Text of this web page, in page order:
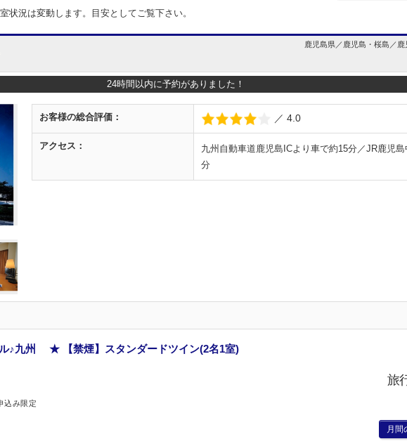
状況は変動します。目安としてご覧下さい。
鹿児島県／鹿児島・桜島／
24時間以内に予約がありました！
お客様の総合評価： ／ 4.0
アクセス：
九州自動車道鹿児島ICより車で約15分／JR鹿児
分
♪九州 ★ 【禁煙】スタンダードツイン(2名1室)
込み限定
旅
月間